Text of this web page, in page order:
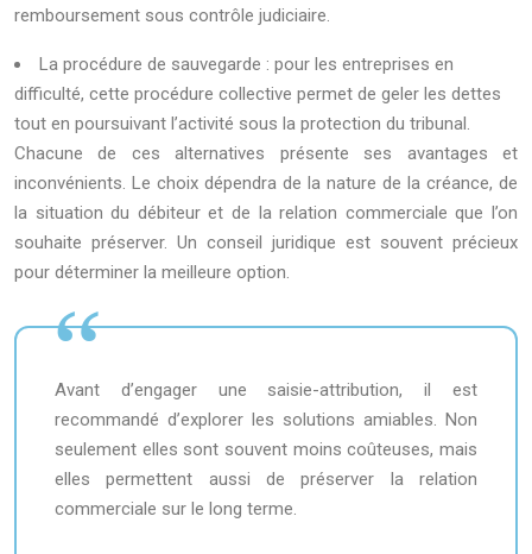
remboursement sous contrôle judiciaire.
La procédure de sauvegarde : pour les entreprises en
difficulté, cette procédure collective permet de geler les dettes
tout en poursuivant l’activité sous la protection du tribunal.
Chacune de ces alternatives présente ses avantages et
inconvénients. Le choix dépendra de la nature de la créance, de
la situation du débiteur et de la relation commerciale que l’on
souhaite préserver. Un conseil juridique est souvent précieux
pour déterminer la meilleure option.
Avant d’engager une saisie-attribution, il est
recommandé d’explorer les solutions amiables. Non
seulement elles sont souvent moins coûteuses, mais
elles permettent aussi de préserver la relation
commerciale sur le long terme.